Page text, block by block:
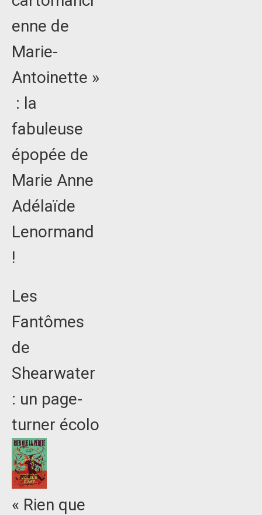
enne de
Marie-
Antoinette »
: la
fabuleuse
épopée de
Marie Anne
Adélaïde
Lenormand
!
Les
Fantômes
de
Shearwater
: un page-
turner écolo
« Rien que